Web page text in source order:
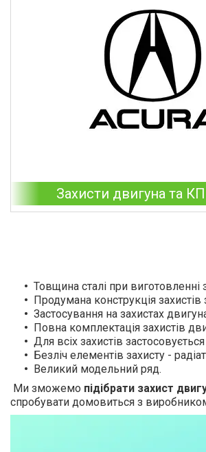
Захисти двигуна та
Товщина сталі при виготовленні
Продумана конструкція
Застосування на захистах
Повна комплектація захистів
Для всіх захистів
Безліч елементів захисту -
Великий модельний ряд.
Ми зможемо підібрати захист
спробувати домовиться з